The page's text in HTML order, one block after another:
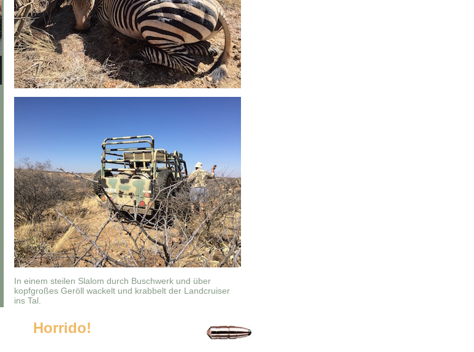
In einem steilen Slalom durch Buschwerk und über
kopfgroßes Geröll wackelt und krabbelt der Landcruiser
ins Tal.
Horrido!